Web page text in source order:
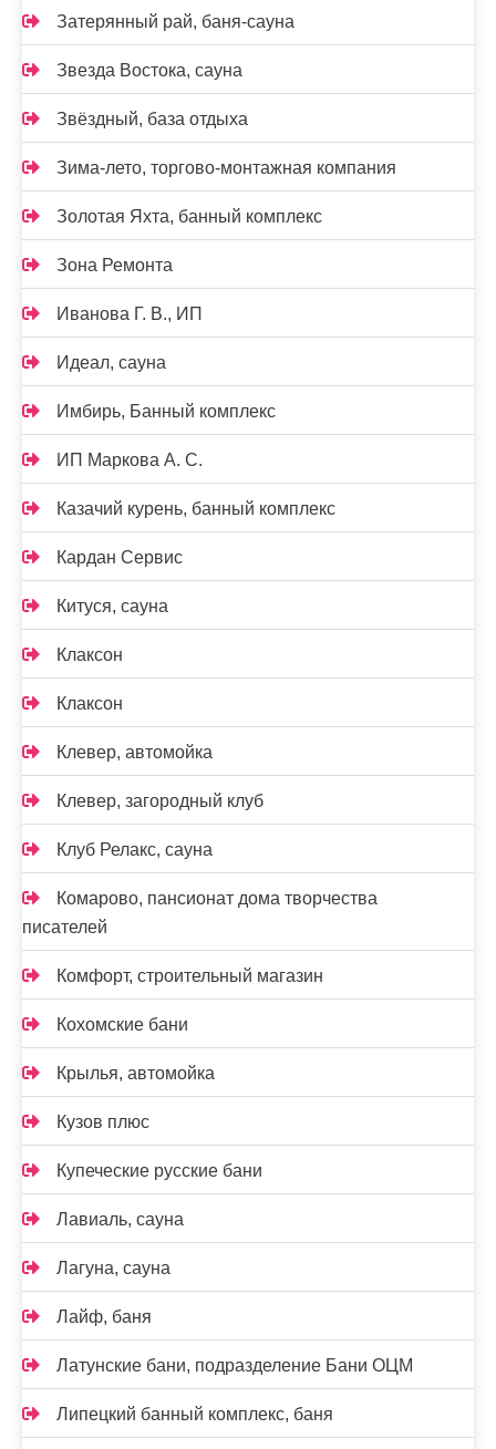
Затерянный рай, баня-сауна
Звезда Востока, сауна
Звёздный, база отдыха
Зима-лето, торгово-монтажная компания
Золотая Яхта, банный комплекс
Зона Ремонта
Иванова Г. В., ИП
Идеал, сауна
Имбирь, Банный комплекс
ИП Маркова А. С.
Казачий курень, банный комплекс
Кардан Сервис
Китуся, сауна
Клаксон
Клаксон
Клевер, автомойка
Клевер, загородный клуб
Клуб Релакс, сауна
Комарово, пансионат дома творчества
писателей
Комфорт, строительный магазин
Кохомские бани
Крылья, автомойка
Кузов плюс
Купеческие русские бани
Лавиаль, сауна
Лагуна, сауна
Лайф, баня
Латунские бани, подразделение Бани ОЦМ
Липецкий банный комплекс, баня